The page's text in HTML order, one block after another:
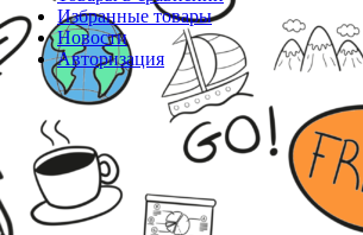
Избранные товары
Новости
Авторизация